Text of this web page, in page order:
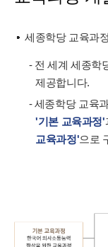
세종학당 교육과
- 전 세계 세종학
제공합니다.
- 세종학당 교육
'기본 교육과정'
교육과정'으로